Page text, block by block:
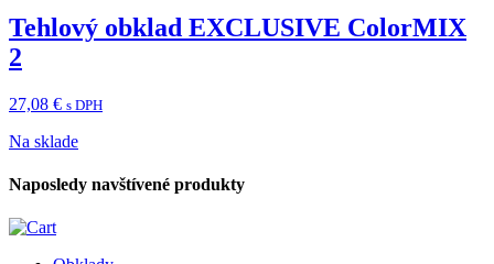
Tehlový obklad EXCLUSIVE ColorMIX
2
27,08 € s DPH
Na sklade
Naposledy navštívené produkty